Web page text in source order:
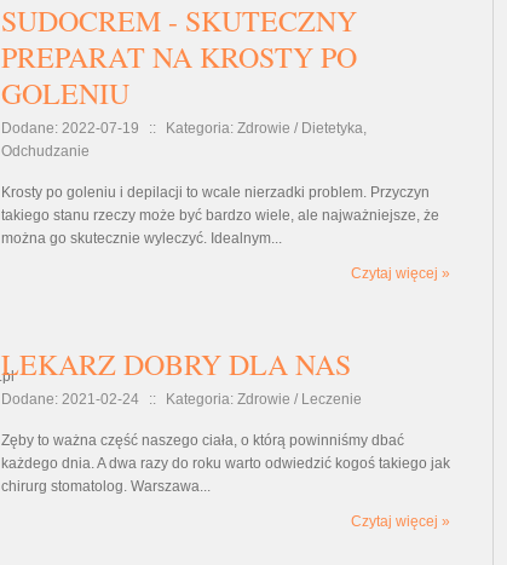
SUDOCREM - SKUTECZNY
PREPARAT NA KROSTY PO
GOLENIU
Dodane: 2022-07-19 ::
Kategoria: Zdrowie / Dietetyka,
Odchudzanie
Krosty po goleniu i depilacji to wcale nierzadki problem. Przyczyn
takiego stanu rzeczy może być bardzo wiele, ale najważniejsze, że
można go skutecznie wyleczyć. Idealnym...
Czytaj więcej »
LEKARZ DOBRY DLA NAS
Dodane: 2021-02-24 :: Kategoria: Zdrowie / Leczenie
Zęby to ważna część naszego ciała, o którą powinniśmy dbać
każdego dnia. A dwa razy do roku warto odwiedzić kogoś takiego jak
chirurg stomatolog. Warszawa...
Czytaj więcej »